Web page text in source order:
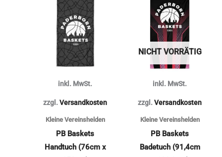
inkl. MwSt.
zzgl.Versandkosten
Kleine Vereinshelden
PB Baskets
Handtuch (76cm x
Produkt
weist
mehrere
Varianten
auf.
Optionen
können
NICHT VORRÄTIG
inkl. MwSt.
zzgl.Versandkosten
Kleine Vereinshelden
PB Baskets
Badetuch (91,4cm
weist
mehrere
Varianten
Optionen
können